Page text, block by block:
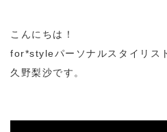
こんにちは！
for*styleパーソナルスタイリス
久野梨沙です。